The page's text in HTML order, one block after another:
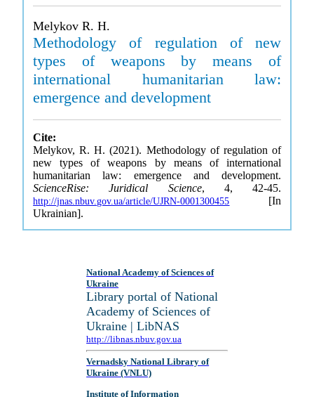
Melykov R. H.
Methodology of regulation of new
types of weapons by means of
international humanitarian law:
emergence and development
Cite:
Melykov, R. H. (2021). Methodology of regulation of
new types of weapons by means of international
humanitarian law: emergence and development.
ScienceRise: Juridical Science, 4, 42-45.
http://jnas.nbuv.gov.ua/article/UJRN-0001300455 [In
Ukrainian].
National Academy of Sciences of
Ukraine
Library portal of National
Academy of Sciences of
Ukraine | LibNAS
http://libnas.nbuv.gov.ua
Vernadsky National Library of
Ukraine (VNLU)
Institute of Information